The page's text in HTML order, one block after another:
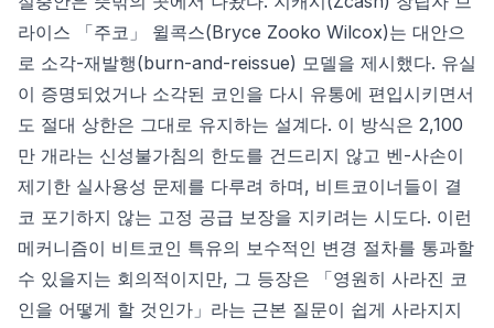
라이스 「주코」 윌콕스(Bryce Zooko Wilcox)는 대안으
로 소각-재발행(burn-and-reissue) 모델을 제시했다. 유실
이 증명되었거나 소각된 코인을 다시 유통에 편입시키면서
도 절대 상한은 그대로 유지하는 설계다. 이 방식은 2,100
만 개라는 신성불가침의 한도를 건드리지 않고 벤-사손이
제기한 실사용성 문제를 다루려 하며, 비트코이너들이 결
코 포기하지 않는 고정 공급 보장을 지키려는 시도다. 이런
메커니즘이 비트코인 특유의 보수적인 변경 절차를 통과할
수 있을지는 회의적이지만, 그 등장은 「영원히 사라진 코
인을 어떻게 할 것인가」라는 근본 질문이 쉽게 사라지지